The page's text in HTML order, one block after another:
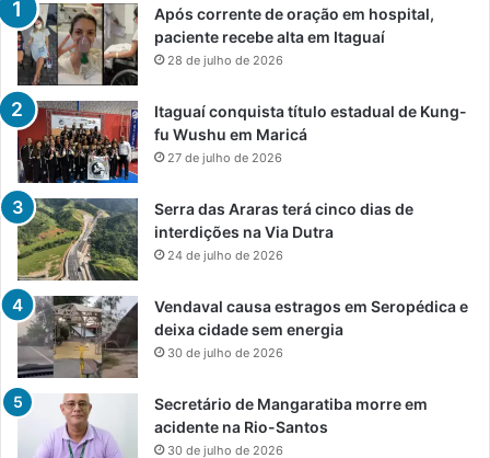
Após corrente de oração em hospital,
paciente recebe alta em Itaguaí
28 de julho de 2026
Itaguaí conquista título estadual de Kung-
fu Wushu em Maricá
27 de julho de 2026
Serra das Araras terá cinco dias de
interdições na Via Dutra
24 de julho de 2026
Vendaval causa estragos em Seropédica e
deixa cidade sem energia
30 de julho de 2026
Secretário de Mangaratiba morre em
acidente na Rio-Santos
30 de julho de 2026